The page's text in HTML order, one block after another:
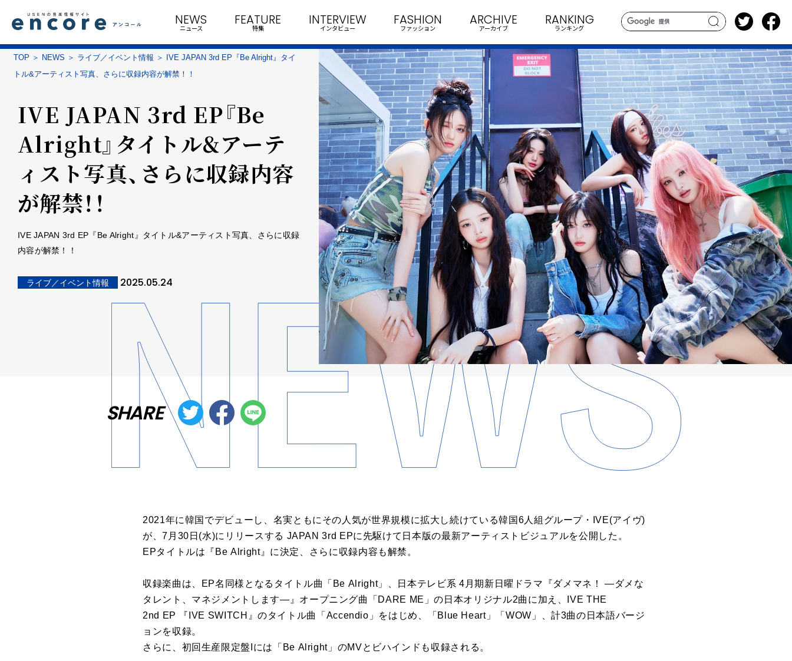
search
NEWS
ニュース
FEATURE
特集
INTERVIEW
インタビュー
FASHION
ファッション
ARCHIVE
アーカイブ
RANKING
ランキング
TOP NEWS ライブ／イベント情報
IVE JAPAN 3rd EP『Be Alright』タイ
トル&アーティスト写真、さらに収録内容が解禁！！
IVE JAPAN 3rd EP『Be
Alright』タイトル&アーテ
ィスト写真、さらに収録内容
が解禁！！
IVE JAPAN 3rd EP『Be Alright』タイトル&アーティスト写真、さらに収録
内容が解禁！！
ライブ／イベント情報 2025.05.24
SHARE
2021年に韓国でデビューし、 名実ともにその人気が世界規模に拡大し続けている韓国6人組グループ・ IVE(アイヴ)
が 、7月30日(水)にリリースする JAPAN 3rd EPに先駆けて日本版の最新アーティスト ビジュアルを公開した。
EPタイトルは『BeAlright』に決定、 さらに 収録内容 も解禁 。
収録楽曲は、 EP名同様となる タイトル曲「Be Alright」、日本テレビ系 4月期新日曜ドラマ『ダメマネ！ ―ダメな
タレント、マネジメントします―』オープニング曲「 DARE ME」の日本オリジナル2曲に加え、 IVE THE
2nd EP 『 IVE SWITCH』のタイトル曲「Accendio」をはじめ、「 Blue Heart」「WOW」、計3曲の日本語バージ
ョンを収録。
さらに
、初回生産限定盤Iには「Be Alright 」のMVとビハインドも 収録される。